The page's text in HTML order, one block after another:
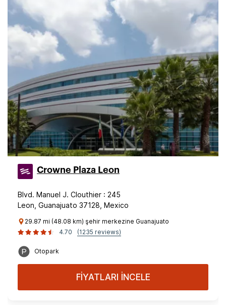
Crowne Plaza Leon
Blvd. Manuel J. Clouthier : 245
Leon, Guanajuato 37128, Mexico
29.87 mi (48.08 km) şehir merkezine Guanajuato
4.70
(1235 reviews)
Otopark
FİYATLARI İNCELE